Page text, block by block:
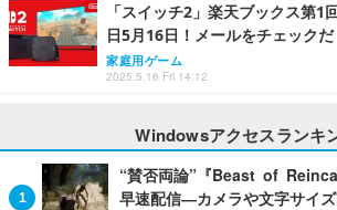
「スイッチ2」楽天ブックス第1
日5月16日！メールをチェックだ
家庭用ゲーム
2025.5.16 Fri 14:12
Windowsアクセスランキ
“賛否両論”『Beast of
早速配信―カメラや文字サイ